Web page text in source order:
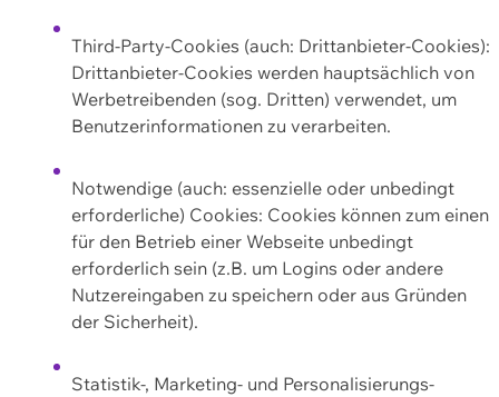
Third-Party-Cookies (auch: Drittanbieter-Cookies):
Drittanbieter-Cookies werden hauptsächlich von
Werbetreibenden (sog. Dritten) verwendet, um
Benutzerinformationen zu verarbeiten.
Notwendige (auch: essenzielle oder unbedingt
erforderliche) Cookies: Cookies können zum einen
für den Betrieb einer Webseite unbedingt
erforderlich sein (z.B. um Logins oder andere
Nutzereingaben zu speichern oder aus Gründen
der Sicherheit).
Statistik-, Marketing- und Personalisierungs-